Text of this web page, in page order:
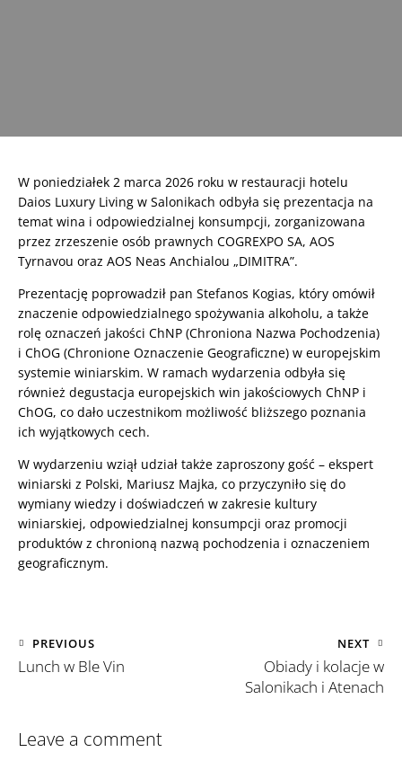
W poniedziałek 2 marca 2026 roku w restauracji hotelu
Daios Luxury Living w Salonikach odbyła się prezentacja na
temat wina i odpowiedzialnej konsumpcji, zorganizowana
przez zrzeszenie osób prawnych COGREXPO SA, AOS
Tyrnavou oraz AOS Neas Anchialou „DIMITRA”.
Prezentację poprowadził pan Stefanos Kogias, który omówił
znaczenie odpowiedzialnego spożywania alkoholu, a także
rolę oznaczeń jakości ChNP (Chroniona Nazwa Pochodzenia)
i ChOG (Chronione Oznaczenie Geograficzne) w europejskim
systemie winiarskim. W ramach wydarzenia odbyła się
również degustacja europejskich win jakościowych ChNP i
ChOG, co dało uczestnikom możliwość bliższego poznania
ich wyjątkowych cech.
W wydarzeniu wziął udział także zaproszony gość – ekspert
winiarski z Polski, Mariusz Majka, co przyczyniło się do
wymiany wiedzy i doświadczeń w zakresie kultury
winiarskiej, odpowiedzialnej konsumpcji oraz promocji
produktów z chronioną nazwą pochodzenia i oznaczeniem
geograficznym.
PREVIOUS
Lunch w Ble Vin
NEXT
Obiady i kolacje w
Salonikach i Atenach
Leave a comment